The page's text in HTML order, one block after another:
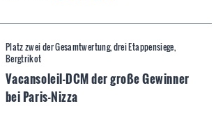
Platz zwei der Gesamtwertung, drei Etappensiege,
Bergtrikot
Vacansoleil-DCM der große Gewinner
bei Paris-Nizza